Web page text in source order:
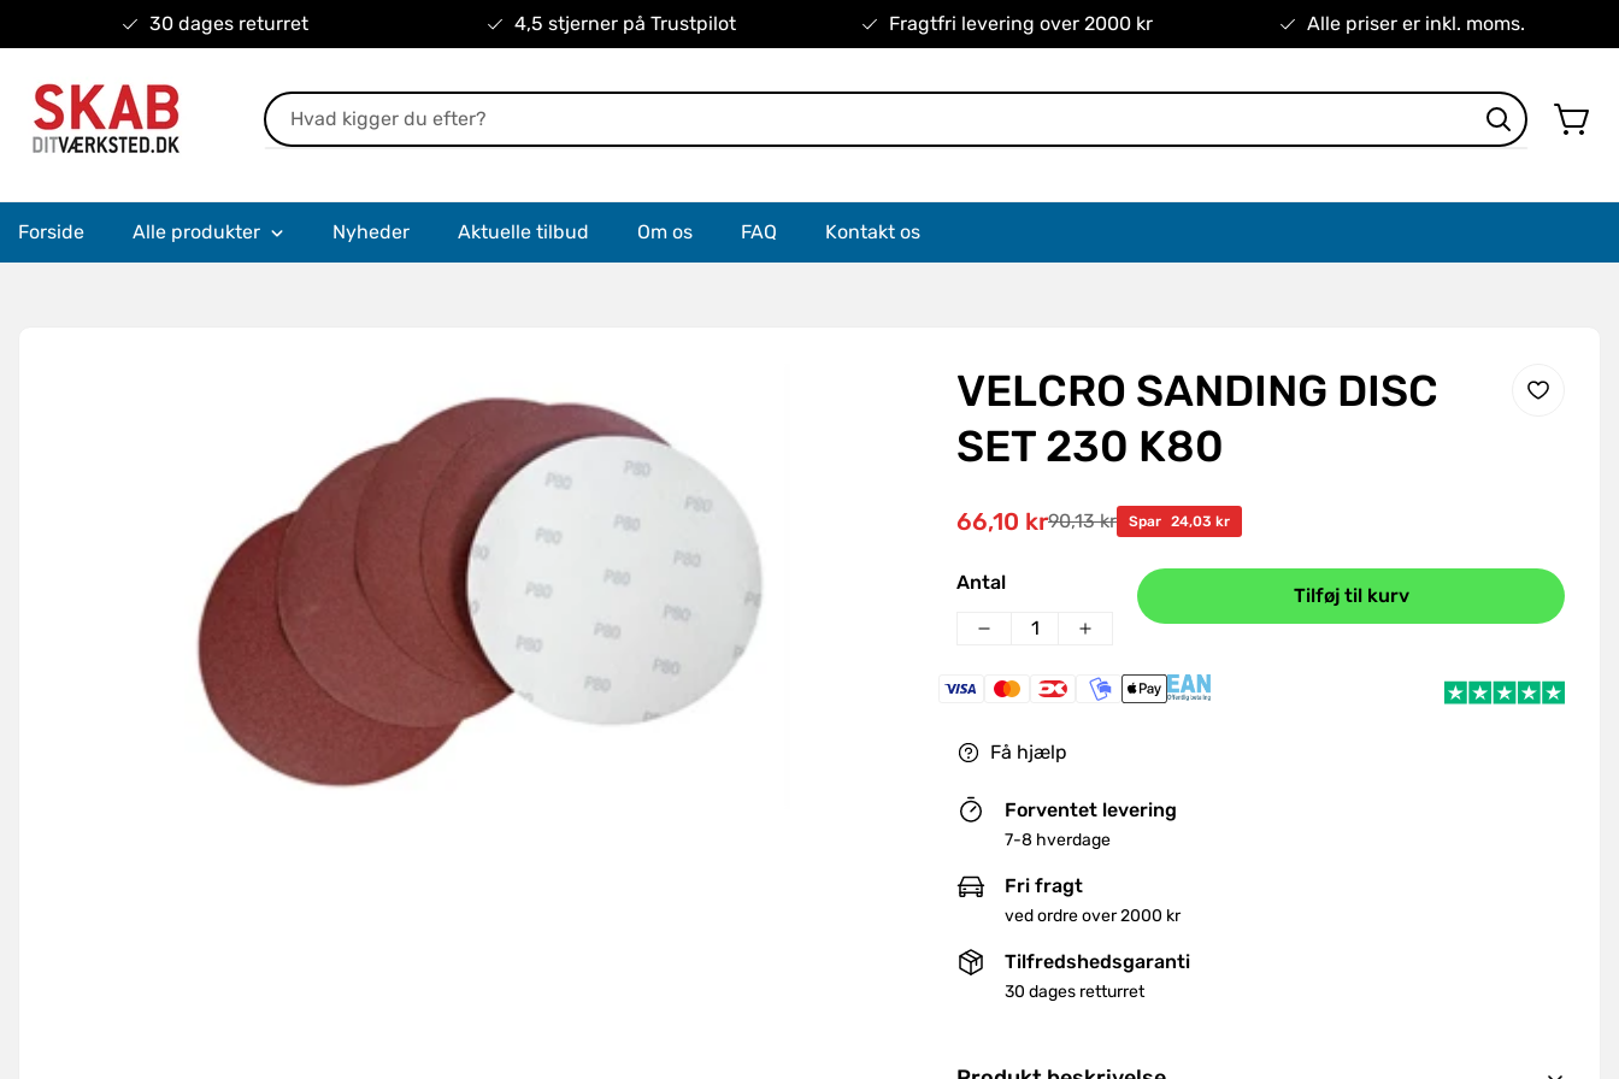
30 dages returret 4,5 stjerner på Trustpilot Fragtfri levering over 2000 kr Alle priser er inkl. moms.
Forside Alle produkter Nyheder Aktuelle tilbud Om os FAQ Kontakt os
VELCRO SANDING DISC
SET 230 K80
Udsalgspris
66,10 kr
Normal 90,13 kr Spar 24,03 kr
Antal
Tilføj til kurv
Få hjælp
Forventet levering
7-8 hverdage
Fri fragt
ved ordre over 2000 kr
Tilfredshedsgaranti
30 dages retturret